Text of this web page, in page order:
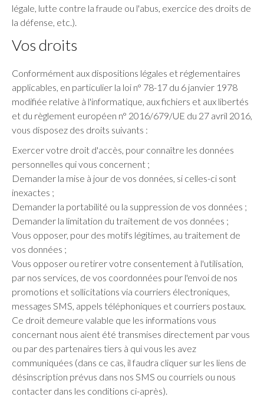
légale, lutte contre la fraude ou l'abus, exercice des droits de
la défense, etc.).
Vos droits
Conformément aux dispositions légales et réglementaires
applicables, en particulier la loi n° 78-17 du 6 janvier 1978
modifiée relative à l'informatique, aux fichiers et aux libertés
et du règlement européen n° 2016/679/UE du 27 avril 2016,
vous disposez des droits suivants :
Exercer votre droit d'accès, pour connaître les données
personnelles qui vous concernent ;
Demander la mise à jour de vos données, si celles-ci sont
inexactes ;
Demander la portabilité ou la suppression de vos données ;
Demander la limitation du traitement de vos données ;
Vous opposer, pour des motifs légitimes, au traitement de
vos données ;
Vous opposer ou retirer votre consentement à l'utilisation,
par nos services, de vos coordonnées pour l'envoi de nos
promotions et sollicitations via courriers électroniques,
messages SMS, appels téléphoniques et courriers postaux.
Ce droit demeure valable que les informations vous
concernant nous aient été transmises directement par vous
ou par des partenaires tiers à qui vous les avez
communiquées (dans ce cas, il faudra cliquer sur les liens de
désinscription prévus dans nos SMS ou courriels ou nous
contacter dans les conditions ci-après).